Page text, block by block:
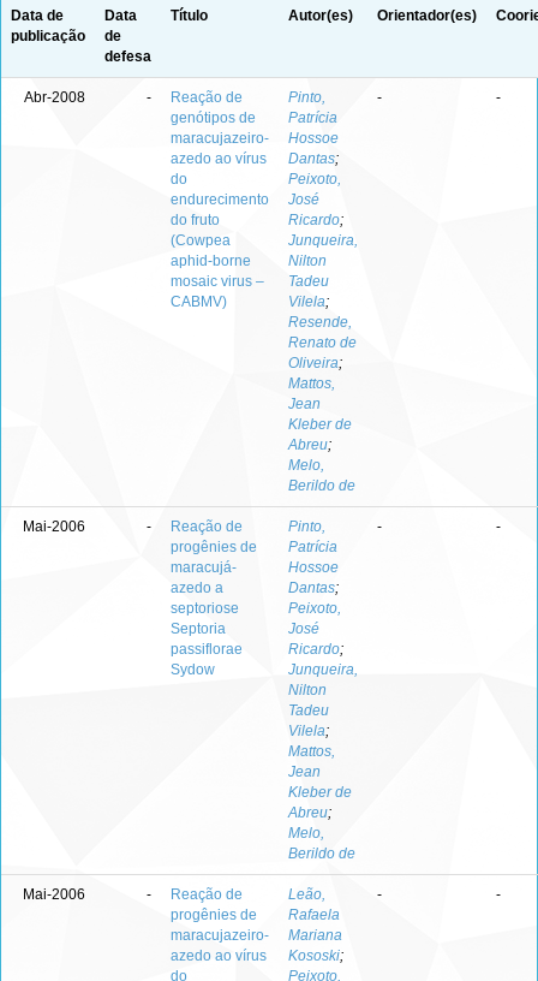
Data de
publicação
Data
de
defesa
Título Autor(es) Orientador(es)
Abr-2008 -
Reação de
genótipos de
maracujazeiro-
azedo ao vírus
do
endurecimento
do fruto
(Cowpea
aphid-borne
mosaic virus –
CABMV)
Pinto,
Patrícia
Hossoe
Dantas;
Peixoto,
José
Ricardo;
Junqueira,
Nilton
Tadeu
Vilela;
Resende,
Renato de
Oliveira;
Mattos,
Jean
Kleber de
Abreu;
Melo,
Berildo de
- -
Mai-2006 -
Reação de
progênies de
maracujá-
azedo a
septoriose
Septoria
passiflorae
Sydow
Pinto,
Patrícia
Hossoe
Dantas;
Peixoto,
José
Ricardo;
Junqueira,
Nilton
Tadeu
Vilela;
Mattos,
Jean
Kleber de
Abreu;
Melo,
Berildo de
- -
Mai-2006 -
Reação de
progênies de
maracujazeiro-
azedo ao vírus
do
Leão,
Rafaela
Mariana
Kososki;
Peixoto,
- -